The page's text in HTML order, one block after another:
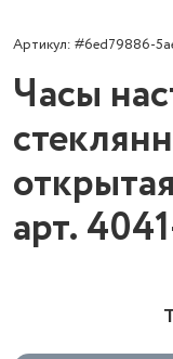
Артикул: #6ed79886-
Часы
арт.